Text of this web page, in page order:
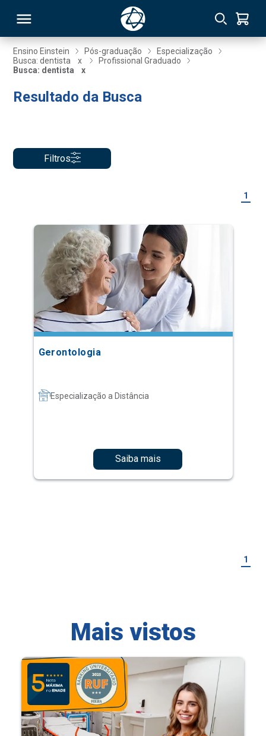
Ensino Einstein Pós-graduação
Especialização
Busca: dentista
x
Profissional Graduado
Busca: dentista
x
Resultado da Busca
Filtros
1
Gerontologia
Especialização a Distância
Saiba mais
1
Mais vistos